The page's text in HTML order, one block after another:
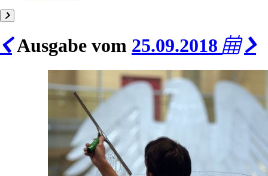
Ausgabe vom 25.09.2018